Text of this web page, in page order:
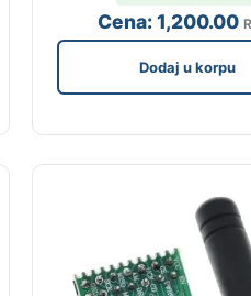
Cena:1,200.00
Dodaj u korpu